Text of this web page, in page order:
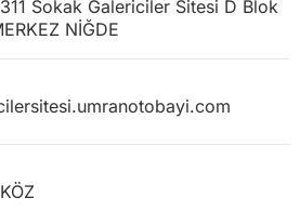
Sokak Galericiler Sitesi D Blok
NİĞDE